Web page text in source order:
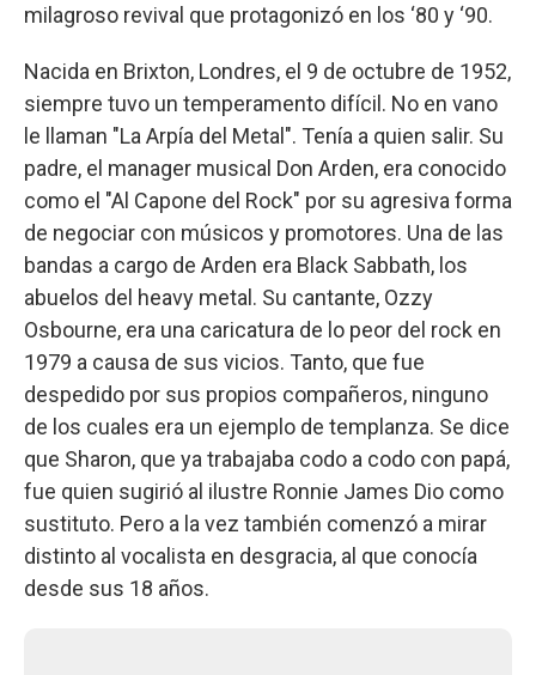
milagroso revival que protagonizó en los ‘80 y ‘90.
Nacida en Brixton, Londres, el 9 de octubre de 1952,
siempre tuvo un temperamento difícil. No en vano
le llaman "La Arpía del Metal". Tenía a quien salir. Su
padre, el manager musical Don Arden, era conocido
como el "Al Capone del Rock" por su agresiva forma
de negociar con músicos y promotores. Una de las
bandas a cargo de Arden era Black Sabbath, los
abuelos del heavy metal. Su cantante, Ozzy
Osbourne, era una caricatura de lo peor del rock en
1979 a causa de sus vicios. Tanto, que fue
despedido por sus propios compañeros, ninguno
de los cuales era un ejemplo de templanza. Se dice
que Sharon, que ya trabajaba codo a codo con papá,
fue quien sugirió al ilustre Ronnie James Dio como
sustituto. Pero a la vez también comenzó a mirar
distinto al vocalista en desgracia, al que conocía
desde sus 18 años.